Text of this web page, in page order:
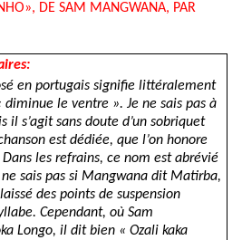
DE SAM MANGWANA, PAR
en portugais signifie littéralement
le ventre ». Je ne sais pas à
s’agit sans doute d’un sobriquet
est dédiée, que l’on honore
les refrains, ce nom est abrévié
ne sais pas si Mangwana dit Matirba,
des points de suspension
Cependant, où Sam
Longo, il dit bien « Ozali kaka